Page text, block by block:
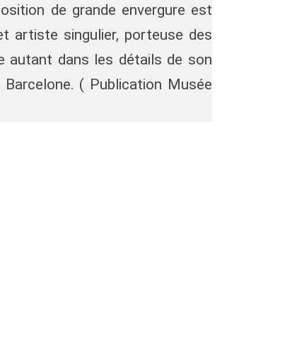
de grande envergure est
artiste singulier, porteuse des
autant dans les détails de son
Barcelone. ( Publication Musée